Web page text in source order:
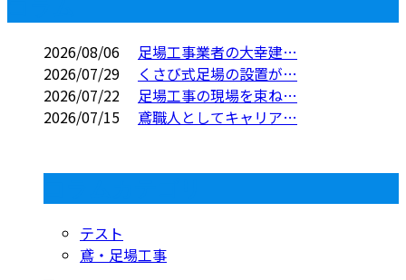
2026/08/06
足場工事業者の大幸建…
2026/07/29
くさび式足場の設置が…
2026/07/22
足場工事の現場を束ね…
2026/07/15
鳶職人としてキャリア…
テスト
鳶・足場工事